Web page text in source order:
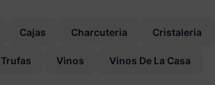
Cajas Charcuteria Cristaleria
Trufas Vinos Vinos De La Casa